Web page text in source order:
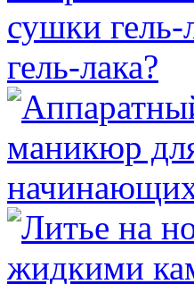
гель-лака?